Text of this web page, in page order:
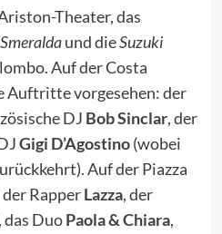
Theater, das
und dieSuzuki
Auf der Costa
Auftritte vorgesehen: der
DJ Bob Sinclar, der
Gigi D’Agostino(wobei
Auf der Piazza
RapperLazza, der
, das DuoPaola & Chiara,